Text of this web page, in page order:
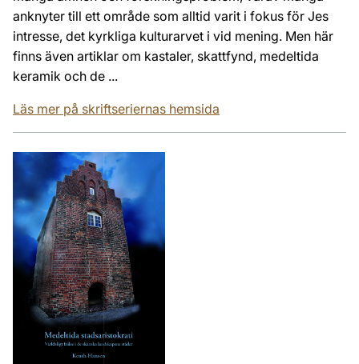
anknyter till ett område som alltid varit i fokus för Jes
intresse, det kyrkliga kulturarvet i vid mening. Men här
finns även artiklar om kastaler, skattfynd, medeltida
keramik och de ...
Läs mer på skriftseriernas hemsida